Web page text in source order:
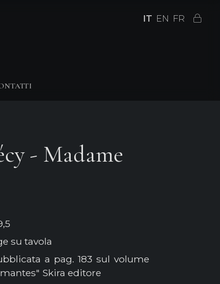
IT EN FR
- Madame
su tavola
a pag. 183 sul volume
Skira editore